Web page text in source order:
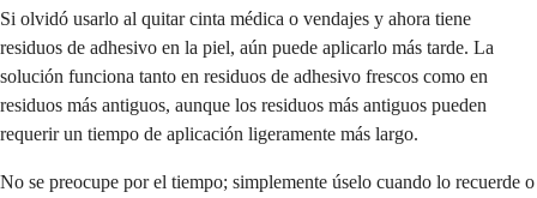
Si olvidó usarlo al quitar cinta médica o vendajes y ahora tiene
residuos de adhesivo en la piel, aún puede aplicarlo más tarde. La
solución funciona tanto en residuos de adhesivo frescos como en
residuos más antiguos, aunque los residuos más antiguos pueden
requerir un tiempo de aplicación ligeramente más largo.
No se preocupe por el tiempo; simplemente úselo cuando lo recuerde o